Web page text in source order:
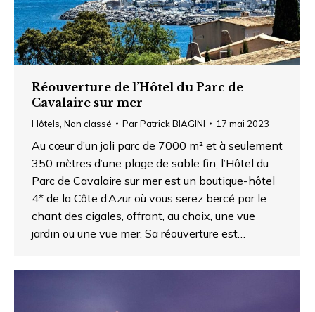
Réouverture de l’Hôtel du Parc de
Cavalaire sur mer
Hôtels Non classé ParPatrick BIAGINI 17 mai 2023
Au cœur d’un joli parc de 7000 m² et à seulement
350 mètres d’une plage de sable fin, l’Hôtel du
Parc de Cavalaire sur mer est un boutique-hôtel
4* de la Côte d’Azur où vous serez bercé par le
chant des cigales, offrant, au choix, une vue
jardin ou une vue mer. Sa réouverture est…